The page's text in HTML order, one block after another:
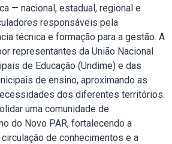
— nacional, estadual, regional e
responsáveis pela
técnica e formação para a gestão. A
representantes da União Nacional
de Educação (Undime) e das
de ensino, aproximando as
dos diferentes territórios.
uma comunidade de
do Novo PAR, fortalecendo a
de conhecimentos e a